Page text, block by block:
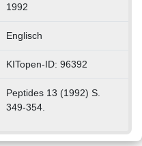
1992
Englisch
KITopen-ID: 96392
Peptides 13 (1992) S.
349-354.